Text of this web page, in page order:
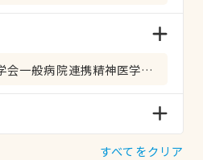
日本総合病院精神医学会一般病院連携精神医学専門医
すべてをクリア